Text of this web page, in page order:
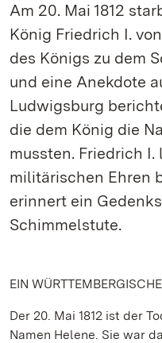
Am 20. Mai 1812
König Friedrich I.
des Königs zu dem
und eine Anekdote
Ludwigsburg
die dem König die
mussten. Friedrich
militärischen Ehren
erinnert ein
Schimmelstute.
EIN
Der 20. Mai 1812 ist der
Namen Helene. Sie war